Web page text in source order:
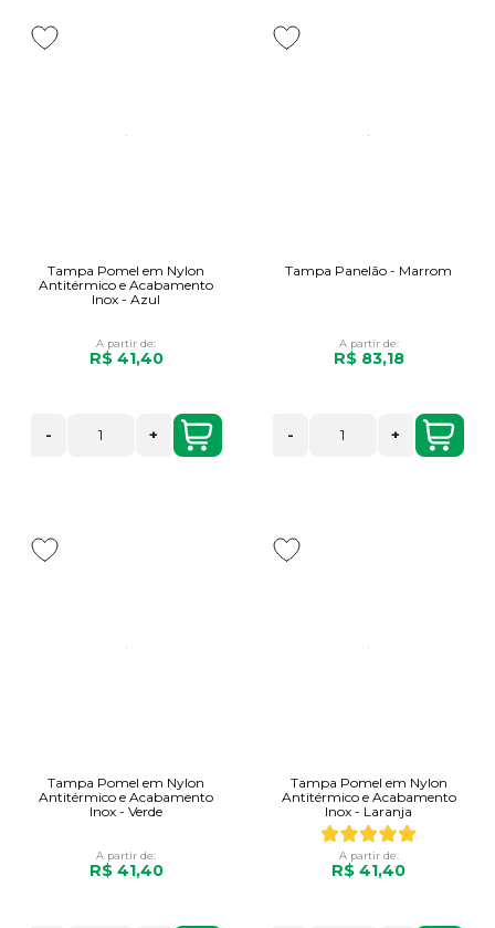
Tampa Pomel em Nylon
Antitérmico e Acabamento
Inox - Azul
A partir de:
R$ 41,40
- +
Tampa Panelão - Marrom
A partir de:
R$ 83,18
- +
Tampa Pomel em Nylon
Antitérmico e Acabamento
Inox - Verde
A partir de:
R$ 41,40
Tampa Pomel em Nylon
Antitérmico e Acabamento
Inox - Laranja
A partir de:
R$ 41,40